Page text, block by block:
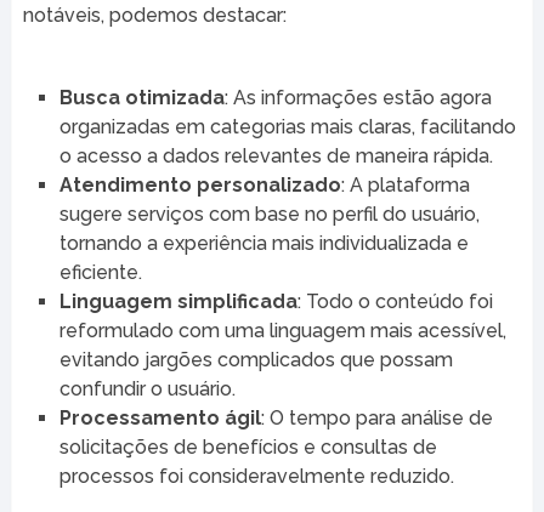
notáveis, podemos destacar:
Busca otimizada: As informações estão agora
organizadas em categorias mais claras, facilitando
o acesso a dados relevantes de maneira rápida.
Atendimento personalizado: A plataforma
sugere serviços com base no perfil do usuário,
tornando a experiência mais individualizada e
eficiente.
Linguagem simplificada: Todo o conteúdo foi
reformulado com uma linguagem mais acessível,
evitando jargões complicados que possam
confundir o usuário.
Processamento ágil: O tempo para análise de
solicitações de benefícios e consultas de
processos foi consideravelmente reduzido.